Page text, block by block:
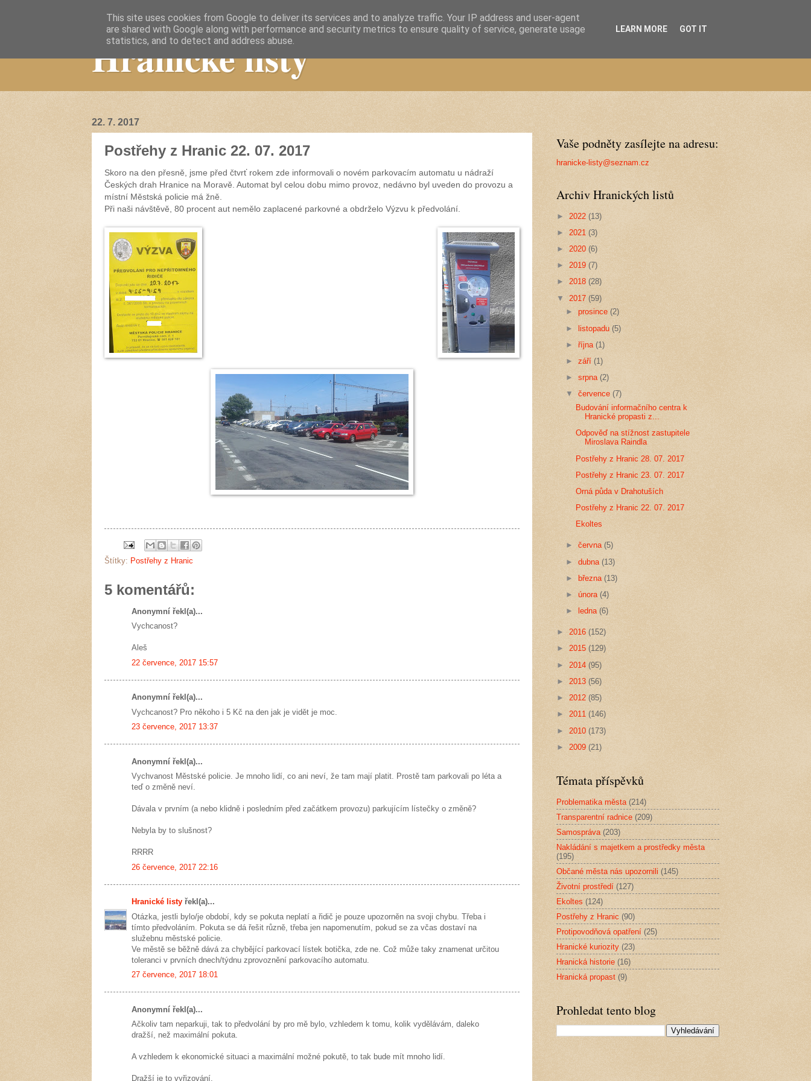
Hranické listy
22. 7. 2017
Postřehy z Hranic 22. 07. 2017
Skoro na den přesně, jsme před čtvrť rokem zde informovali o novém parkovacím automatu u nádraží
Českých drah Hranice na Moravě. Automat byl celou dobu mimo provoz, nedávno byl uveden do provozu a
místní Městská policie má žně.
Při naši návštěvě, 80 procent aut nemělo zaplacené parkovné a obdrželo Výzvu k předvolání.
Štítky: Postřehy z Hranic
5 komentářů:
Anonymní řekl(a)...
Vychcanost?
Aleš
22 července, 2017 15:57
Anonymní řekl(a)...
Vychcanost? Pro někoho i 5 Kč na den jak je vidět je moc.
23 července, 2017 13:37
Anonymní řekl(a)...
Vychvanost Městské policie. Je mnoho lidí, co ani neví, že tam mají platit. Prostě tam parkovali po léta a
teď o změně neví.
Dávala v prvním (a nebo klidně i posledním před začátkem provozu) parkujícím lístečky o změně?
Nebyla by to slušnost?
RRRR
26 července, 2017 22:16
Hranické listy řekl(a)...
Otázka, jestli bylo/je období, kdy se pokuta neplatí a řidič je pouze upozorněn na svoji chybu. Třeba i
tímto předvoláním. Pokuta se dá řešit různě, třeba jen napomenutím, pokud se za včas dostaví na
služebnu městské policie.
Ve městě se běžně dává za chybějící parkovací lístek botička, zde ne. Což může taky znamenat určitou
toleranci v prvních dnech/týdnu zprovoznění parkovacího automatu.
27 července, 2017 18:01
Anonymní řekl(a)...
Ačkoliv tam neparkuji, tak to předvolání by pro mě bylo, vzhledem k tomu, kolik vydělávám, daleko
dražší, než maximální pokuta.
A vzhledem k ekonomické situaci a maximální možné pokutě, to tak bude mít mnoho lidí.
Dražší je to vyřizování.
Vaše podněty zasílejte na adresu:
hranicke-listy@seznam.cz
Archiv Hranických listů
► 2022 (13)
► 2021 (3)
► 2020 (6)
► 2019 (7)
► 2018 (28)
▼ 2017 (59)
►prosince(2)
►listopadu(5)
►října(1)
►září (1)
►srpna(2)
▼července(7)
Budování informačního centra k
Hranické propasti z...
Odpověď na stížnost zastupitele
Miroslava Raindla
Postřehy z Hranic 28. 07. 2017
Postřehy z Hranic 23. 07. 2017
Orná půda v Drahotuších
Postřehy z Hranic 22. 07. 2017
Ekoltes
►června(5)
►dubna(13)
►
března(13)
►února(4)
►
ledna (6)
► 2016 (152)
► 2015 (129)
► 2014 (95)
► 2013 (56)
► 2012 (85)
► 2011 (146)
► 2010 (173)
► 2009 (21)
Témata příspěvků
Problematika města (214)
Transparentní radnice (209)
Samospráva (203)
Nakládání s majetkem a prostředky města
(195)
Občané města nás upozornili (145)
Životní prostředí (127)
Ekoltes (124)
Postřehy z Hranic (90)
Protipovodňová opatření (25)
Hranické kuriozity (23)
Hranická historie (16)
Hranická propast (9)
Prohledat tento blog
This site uses cookies from Google to deliver its services and to analyze traffic. Your IP address and user-agent
are shared with Google along with performance and security metrics to ensure quality of service, generate usage
statistics, and to detect and address abuse.
LEARN MORE GOT IT